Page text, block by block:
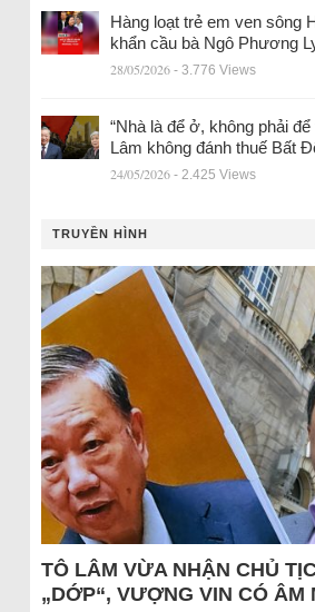
Hàng loạt trẻ em ven sông
khẩn cầu bà Ngô Phương
28/05/2026 - 3.776 Views
“Nhà là để ở, không phải
Lâm không đánh thuế Bất
24/05/2026 - 2.425 Views
TRUYỀN HÌNH
TÔ LÂM VỪA NHẬN CHỦ
„DỚP“, VƯỢNG VIN CÓ ÂM